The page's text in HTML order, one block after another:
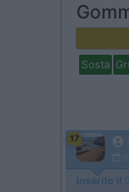
Sosta
17
Inserito il